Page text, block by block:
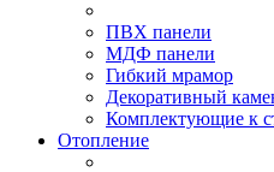
ПВХ панели
МДФ панели
Гибкий мрамор
Декоративный
Комплектующие к
Отопление